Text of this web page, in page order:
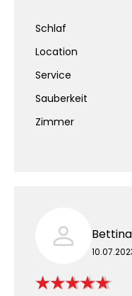
Schlaf
Location
Service
Sauberkeit
Zimmer